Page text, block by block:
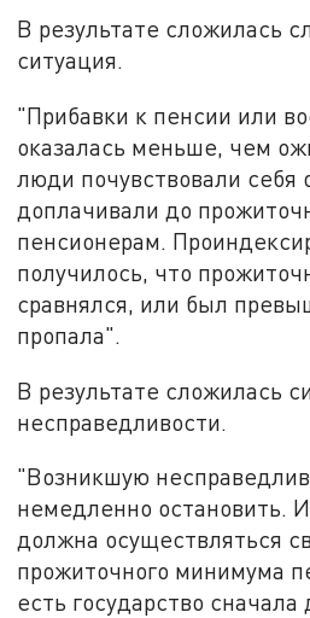
В результате сложилась
ситуация.
"Прибавки к пенсии или
оказалась меньше, чем
люди почувствовали
доплачивали до
пенсионерам.
получилось, что
сравнялся, или был
пропала".
В результате сложилась
несправедливости.
"Возникшую
немедленно остановить.
должна осуществляться
прожиточного минимума
есть государство